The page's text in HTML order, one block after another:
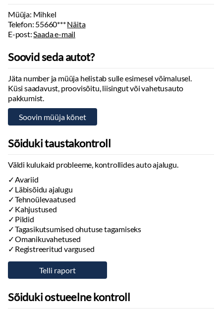
Iluliistud salongis
Taskud esiistmete seljatugedes
Jalamatid:
Topsihoidjad:ees, külgedel, taga
Käsipidurikang
Armatuurlaud: nahkkattega
Keskkonsool:
Laepolster:
tume, tekstiil
Nahkpolster:pruun
Valgustuspakett
Multimeedia
Ekraan:
Navigatsiooniseade:
Käed vabad süsteem
Autokompuuter
Stereo:originaal, usb pesa, mälukaardi pesa, aux sisend
Helivõimendi
Kõlarid
CD mängija
Bluetooth
Müüja: Mihkel
Telefon: 55660***Näita
E-post:Saada e-mail
Soovid seda autot?
Jäta number ja müüja helistab sulle esimesel võimalusel.
Küsi saadavust, proovisõitu, liisingut või vahetusauto
pakkumist.
Sõiduki taustakontroll
Väldi kulukaid probleeme, kontrollides auto ajalugu.
Avariid
Läbisõidu ajalugu
Tehnoülevaatused
Kahjustused
Pildid
Tagasikutsumised ohutuse tagamiseks
Omanikuvahetused
Registreeritud vargused
Sõiduki ostueelne kontroll